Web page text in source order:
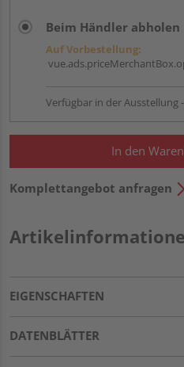
Beim Händler abholen
Auf Vorbestellung:
Verfügbar in der Ausstellung
In den
Komplettangebot anfragen
EIGENSCHAFTEN
DATENBLÄTTER